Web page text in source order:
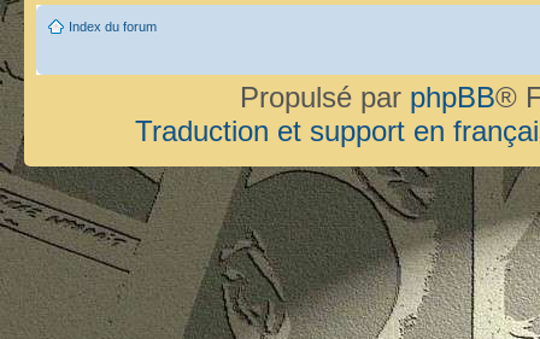
Index du forum
Propulsé par phpBB®
Traduction et support en